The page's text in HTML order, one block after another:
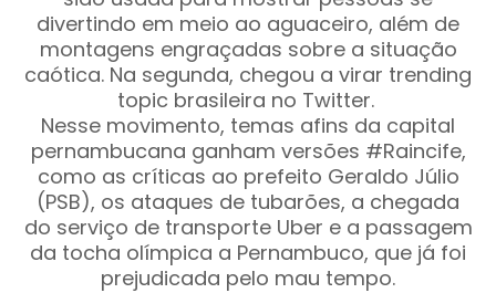
divertindo em meio ao aguaceiro, além de
montagens engraçadas sobre a situação
caótica. Na segunda, chegou a virar trending
topic brasileira no Twitter.
Nesse movimento, temas afins da capital
pernambucana ganham versões #Raincife,
como as críticas ao prefeito Geraldo Júlio
(PSB), os ataques de tubarões, a chegada
do serviço de transporte Uber e a passagem
da tocha olímpica a Pernambuco, que já foi
prejudicada pelo mau tempo.